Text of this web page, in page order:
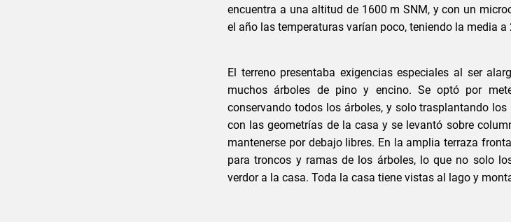
encuentra a una altitud de 1600 m SNM, y con un
el año las temperaturas varían poco, teniendo la media
El terreno presentaba exigencias especiales al ser
muchos árboles de pino y encino. Se optó por
conservando todos los árboles, y solo trasplantando
con las geometrías de la casa y se levantó sobre
mantenerse por debajo libres. En la amplia terraza
para troncos y ramas de los árboles, lo que no solo
verdor a la casa. Toda la casa tiene vistas al lago y